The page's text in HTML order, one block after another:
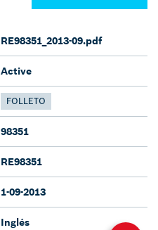
RE98351_2013-09.pdf
Active
FOLLETO
98351
RE98351
1-09-2013
Inglés